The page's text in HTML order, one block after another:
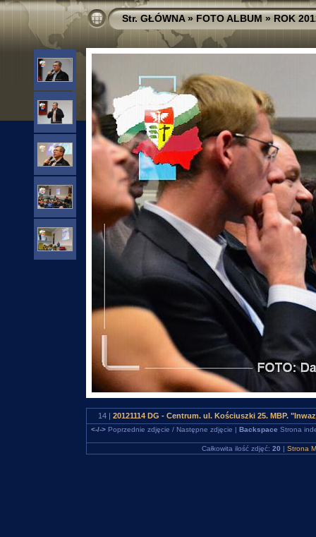
Str. GŁÓWNA»FOTO ALBUM»ROK
14 | 20121114 DG - Centrum. ul. Kościuszki 25. MBP.
<-/->Poprzednie zdjęcie / Następne zdjęcie | Backspace Strona
Całkowita ilość zdjęć: 20 | Strona